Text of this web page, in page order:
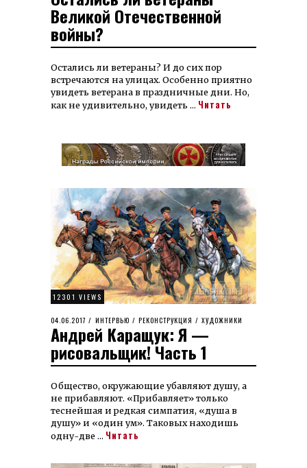
Великой Отечественной
войны?
Остались ли ветераны? И до сих пор
встречаются на улицах. Особенно приятно
увидеть ветерана в праздничные дни. Но,
как не удивительно, увидеть … Читать
12301 VIEWS
POSTED
ON
04.06.2017 28.01.2026
ИНТЕРВЬЮ / РЕКОНСТРУКЦИЯ / ХУДОЖНИКИ
Андрей Каращук: Я —
рисовальщик! Часть 1
Общество, окружающие убавляют душу, а
не прибавляют. «Прибавляет» только
теснейшая и редкая симпатия, «душа в
душу» и «один ум». Таковых находишь
одну-две … Читать